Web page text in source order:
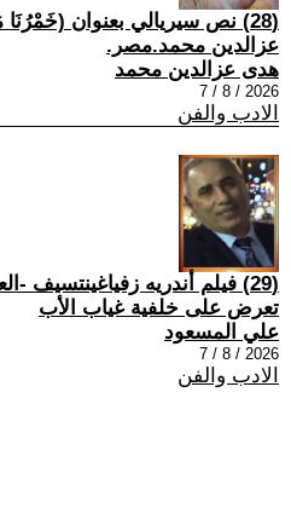
(28) نص سيريالي بعنوان
عزالدين محمد.مصر.
هدى عزالدين محمد
2026 / 8 / 7
الادب والفن
(29) فيلم أندريه زفياغينتسيف -
تعرض على خلفية غياب الأب
علي المسعود
2026 / 8 / 7
الادب والفن